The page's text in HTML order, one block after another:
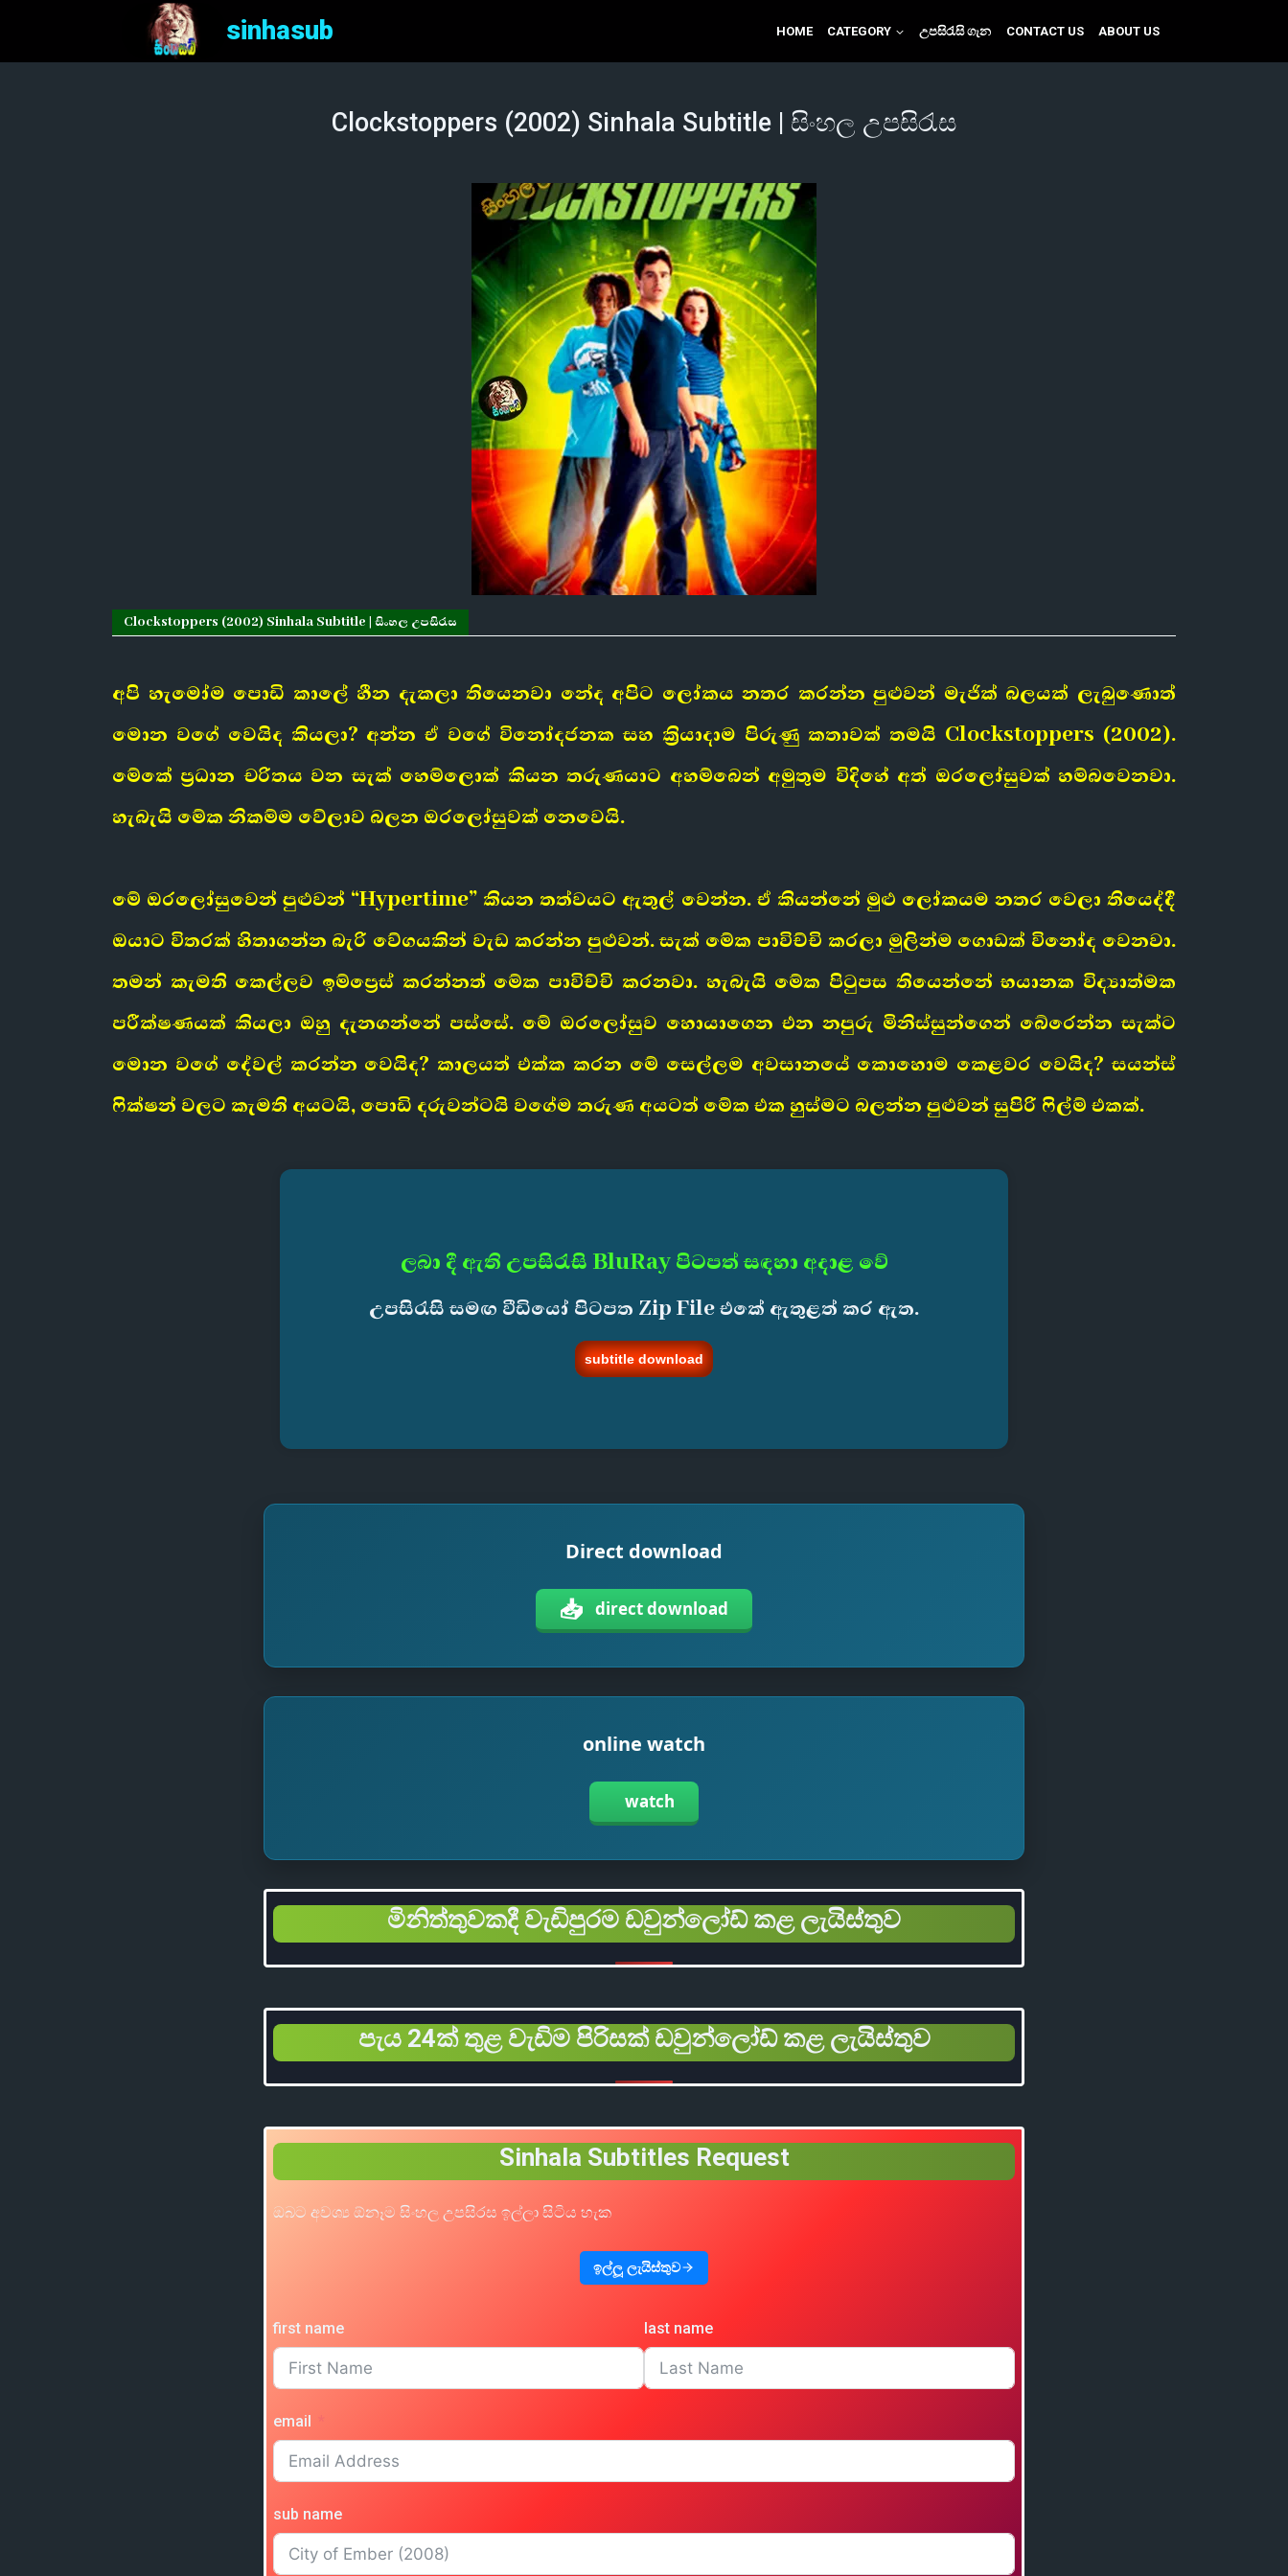
sinhasub HOME CATEGORY උපසිරැසි ගැන CONTACT US ABOUT US
Clockstoppers (2002) Sinhala Subtitle | සිංහල උපසිරැස
Clockstoppers (2002) Sinhala Subtitle | සිංහල උපසිරැස
අපි හැමෝම පොඩි කාලේ හීන දැකලා තියෙනවා නේද අපිට ලෝකය නතර කරන්න පුළුවන් මැජික් බලයක් ලැබුණොත්
මොන වගේ වෙයිද කියලා? අන්න ඒ වගේ විනෝදජනක සහ ක්‍රියාදාම පිරුණු කතාවක් තමයි Clockstoppers (2002).
මේකේ ප්‍රධාන චරිතය වන සැක් හෙම්ලොක් කියන තරුණයාට අහම්බෙන් අමුතුම විදිහේ අත් ඔරලෝසුවක් හම්බවෙනවා.
හැබැයි මේක නිකම්ම වේලාව බලන ඔරලෝසුවක් නෙවෙයි.
මේ ඔරලෝසුවෙන් පුළුවන් “Hypertime” කියන තත්වයට ඇතුල් වෙන්න. ඒ කියන්නේ මුළු ලෝකයම නතර වෙලා තියෙද්දී
ඔයාට විතරක් හිතාගන්න බැරි වේගයකින් වැඩ කරන්න පුළුවන්. සැක් මේක පාවිච්චි කරලා මුලින්ම ගොඩක් විනෝද වෙනවා.
තමන් කැමති කෙල්ලව ඉම්ප්‍රෙස් කරන්නත් මේක පාවිච්චි කරනවා. හැබැයි මේක පිටුපස තියෙන්නේ භයානක විද්‍යාත්මක
පරීක්ෂණයක් කියලා ඔහු දැනගන්නේ පස්සේ. මේ ඔරලෝසුව හොයාගෙන එන නපුරු මිනිස්සුන්ගෙන් බේරෙන්න සැක්ට
මොන වගේ දේවල් කරන්න වෙයිද? කාලයත් එක්ක කරන මේ සෙල්ලම අවසානයේ කොහොම කෙළවර වෙයිද? සයන්ස්
ෆික්ෂන් වලට කැමති අයටයි, පොඩි දරුවන්ටයි වගේම තරුණ අයටත් මේක එක හුස්මට බලන්න පුළුවන් සුපිරි ෆිල්ම් එකක්.
ලබා දී ඇති උපසිරැසි BluRay පිටපත් සඳහා අදාළ වේ
උපසිරැසි සමඟ වීඩියෝ පිටපත Zip File එකේ ඇතුළත් කර ඇත.
subtitle download
Direct download
📥 direct download
online watch
watch
මිනිත්තුවකදී වැඩිපුරම ඩවුන්ලෝඩ් කළ ලැයිස්තුව
පැය 24ක් තුළ වැඩිම පිරිසක් ඩවුන්ලෝඩ් කළ ලැයිස්තුව
Sinhala Subtitles Request
ඔබට අවශ්‍ය ඕනෑම සිංහල උපසිරස ඉල්ලා සිටිය හැක
ඉල්ලූ ලැයිස්තුව
first name last name
email
sub name